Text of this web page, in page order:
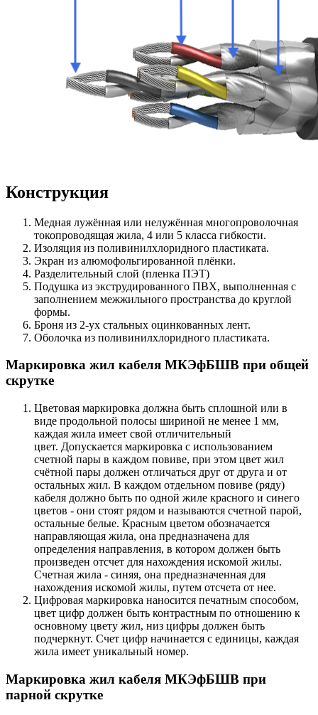
Конструкция
Медная лужённая или нелужённая многопроволочная
токопроводящая жила, 4 или 5 класса гибкости.
Изоляция из поливинилхлоридного пластиката.
Экран из алюмофольгированной плёнки.
Разделительный слой (пленка ПЭТ)
Подушка из экструдированного ПВХ, выполненная с
заполнением межжильного пространства до круглой
формы.
Броня из 2-ух стальных оцинкованных лент.
Оболочка из поливинилхлоридного пластиката.
Маркировка жил кабеля МКЭфБШВ при общей
скрутке
Цветовая маркировка должна быть сплошной или в
виде продольной полосы шириной не менее 1 мм,
каждая жила имеет свой отличительный
цвет. Допускается маркировка с использованием
счетной пары в каждом повиве, при этом цвет жил
счётной пары должен отличаться друг от друга и от
остальных жил. В каждом отдельном повиве (ряду)
кабеля должно быть по одной жиле красного и синего
цветов - они стоят рядом и называются счетной парой,
остальные белые. Красным цветом обозначается
направляющая жила, она предназначена для
определения направления, в котором должен быть
произведен отсчет для нахождения искомой жилы.
Счетная жила - синяя, она предназначенная для
нахождения искомой жилы, путем отсчета от нее.
Цифровая маркировка наносится печатным способом,
цвет цифр должен быть контрастным по отношению к
основному цвету жил, низ цифры должен быть
подчеркнут. Счет цифр начинается с единицы, каждая
жила имеет уникальный номер.
Маркировка жил кабеля МКЭфБШВ при
парной скрутке